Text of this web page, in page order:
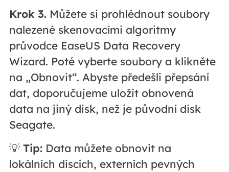
Krok 3.Můžete si prohlédnout soubory
nalezené skenovacími algoritmy
průvodce EaseUS Data Recovery
Wizard. Poté vyberte soubory a klikněte
na „Obnovit“. Abyste předešli přepsání
dat, doporučujeme uložit obnovená
data na jiný disk, než je původní disk
Seagate.
💡 Tip:Data můžete obnovit na
lokálních discích, externích pevných